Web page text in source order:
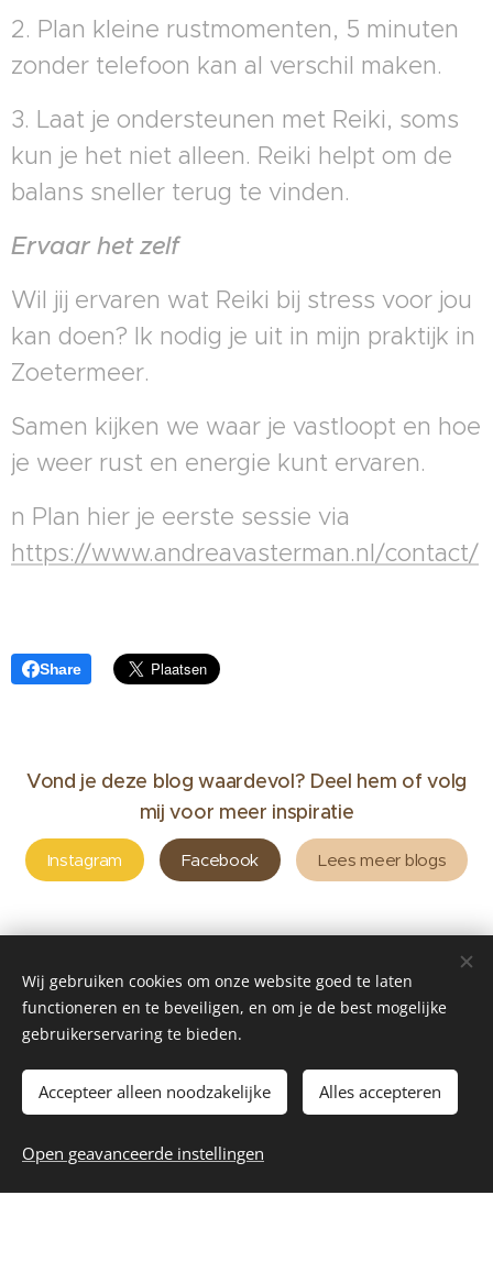
2. Plan kleine rustmomenten, 5 minuten
zonder telefoon kan al verschil maken.
3. Laat je ondersteunen met Reiki, soms
kun je het niet alleen. Reiki helpt om de
balans sneller terug te vinden.
Ervaar het zelf
Wil jij ervaren wat Reiki bij stress voor jou
kan doen? Ik nodig je uit in mijn praktijk in
Zoetermeer.
Samen kijken we waar je vastloopt en hoe
je weer rust en energie kunt ervaren.
n Plan hier je eerste sessie via
https://www.andreavasterman.nl/contact/
Share
Vond je deze blog waardevol? Deel hem of volg
mij voor meer inspiratie
Instagram Facebook Lees meer blogs
©2024Reiki by Andrea Zoetermeer
Reiki by Andrea is ingeschreven bij de KvK onder nummer
96577282 Btw:NL005218531B15
Cookies
Wij gebruiken cookies om onze website goed te laten
functioneren en te beveiligen, en om je de best mogelijke
gebruikerservaring te bieden.
Accepteer alleen noodzakelijke Alles accepteren
Open geavanceerde instellingen